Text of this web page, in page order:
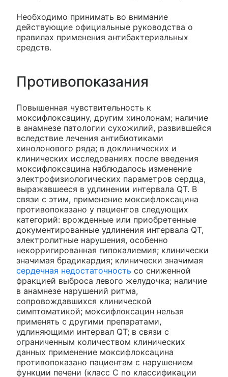
Необходимо принимать во внимание
действующие официальные руководства о
правилах применения антибактериальных
средств.
Противопоказания
Повышенная чувствительность к
моксифлоксацину, другим хинолонам; наличие
в анамнезе патологии сухожилий, развившейся
вследствие лечения антибиотиками
хинолонового ряда; в доклинических и
клинических исследованиях после введения
моксифлоксацина наблюдалось изменение
электрофизиологических параметров сердца,
выражавшееся в удлинении интервала QT. В
связи с этим, применение моксифлоксацина
противопоказано у пациентов следующих
категорий: врожденные или приобретенные
документированные удлинения интервала QT,
электролитные нарушения, особенно
некорригированная гипокалиемия; клинически
значимая брадикардия; клинически значимая
сердечная недостаточность со сниженной
фракцией выброса левого желудочка; наличие
в анамнезе нарушений ритма,
сопровождавшихся клинической
симптоматикой; моксифлоксацин нельзя
применять с другими препаратами,
удлиняющими интервал QT; в связи с
ограниченным количеством клинических
данных применение моксифлоксацина
противопоказано пациентам с нарушением
функции печени (класс С по классификации